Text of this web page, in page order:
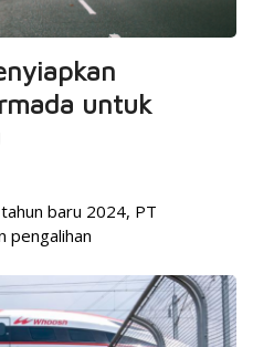
untuk
baru 2024, PT
pengalihan